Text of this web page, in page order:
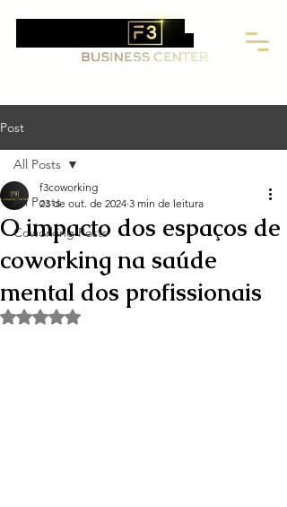
F3 Business Center: Coworking,
Endereço Fiscal e Salas Privativas
Post
All Posts
Coworking Posts
All Posts
O impacto dos espaços de
coworking na saúde
mental dos profissionais
f3coworking
23 de out. de 2024 3 min de leitura
Avaliado com NaN de 5 estrelas.